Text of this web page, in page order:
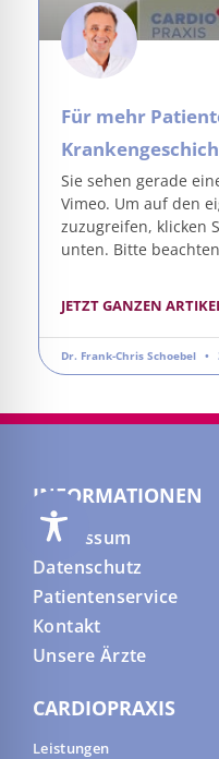
Für mehr
Sie sehen gerade
Vimeo. Um auf den
zuzugreifen, klicken
unten. Bitte
JETZT GANZEN
Dr. Frank-Chris Schoebel
INFORMATIONEN
Impressum
Datenschutz
Patientenservice
Kontakt
Unsere Ärzte
CARDIOPRAXIS
Leistungen